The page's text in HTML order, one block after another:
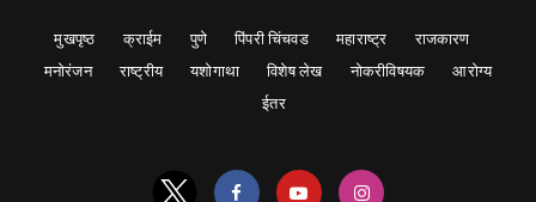
मुखपृष्ठ क्राईम पुणे पिंपरी चिंचवड महाराष्ट्र
राजकारण
मनोरंजन
राष्ट्रीय यशोगाथा विशेष लेख नोकरीविषयक
आरोग्य
ईतर